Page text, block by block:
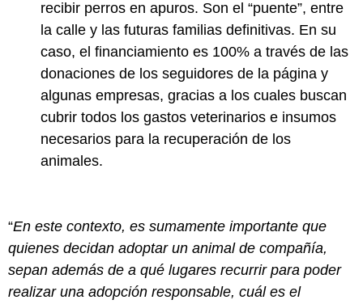
recibir perros en apuros. Son el “puente”, entre
la calle y las futuras familias definitivas. En su
caso, el financiamiento es 100% a través de las
donaciones de los seguidores de la página y
algunas empresas, gracias a los cuales buscan
cubrir todos los gastos veterinarios e insumos
necesarios para la recuperación de los
animales.
“En este contexto, es sumamente importante que
quienes decidan adoptar un animal de compañía,
sepan además de a qué lugares recurrir para poder
realizar una adopción responsable, cuál es el